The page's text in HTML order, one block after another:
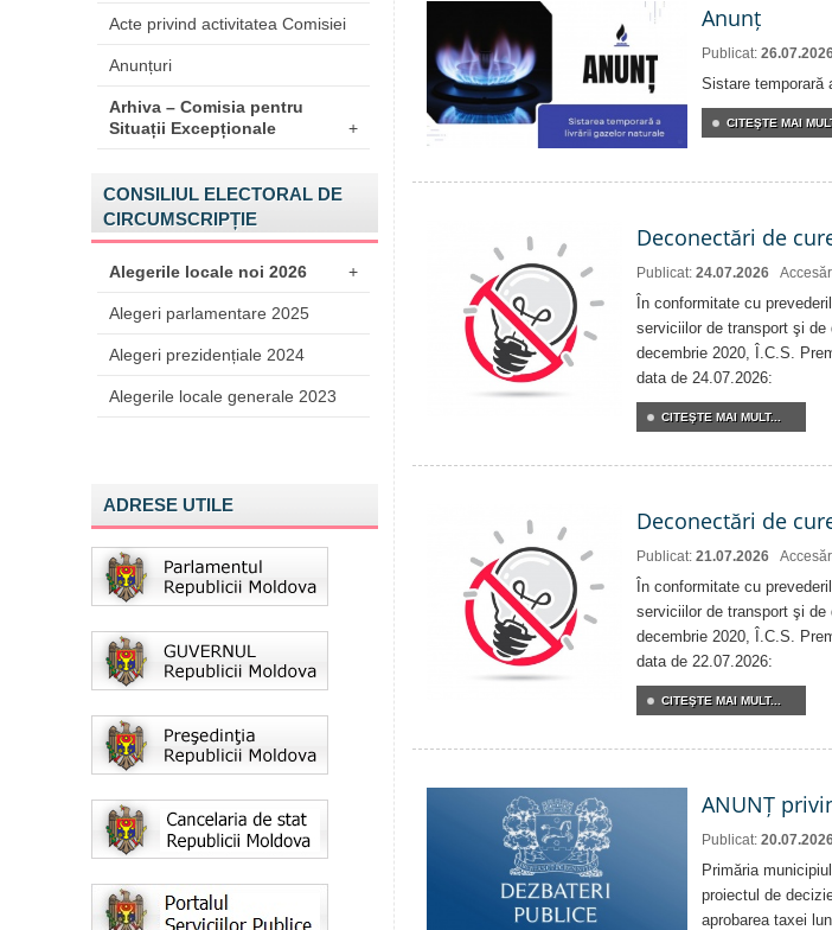
Acte privind activitatea Comisiei
Anunțuri
Arhiva – Comisia pentru
Situații Excepționale
+
CONSILIUL ELECTORAL DE
CIRCUMSCRIPȚIE
Alegerile locale noi 2026 +
Alegeri parlamentare 2025
Alegeri prezidențiale 2024
Alegerile locale generale 2023
ADRESE UTILE
Anunț
Publicat:
Sistare temporară
CITEŞTE MAI
Deconectări de
Publicat: 24.07.2026
În conformitate cu
serviciilor de transport şi de
decembrie 2020, Î.C.S.
data de 24.07.2026:
CITEŞTE MAI MULT...
Deconectări de
Publicat: 21.07.2026
În conformitate cu
serviciilor de transport şi de
decembrie 2020, Î.C.S.
data de 22.07.2026:
CITEŞTE MAI MULT...
ANUNȚ
Publicat:
Primăria
proiectul de
aprobarea taxei